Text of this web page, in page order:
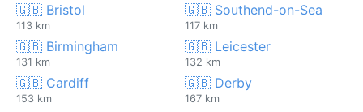
🇬🇧 Bristol
113 km
🇬🇧 Southend-on-Sea
117 km
🇬🇧 Birmingham
131 km
🇬🇧 Leicester
132 km
🇬🇧 Cardiff
153 km
🇬🇧 Derby
167 km